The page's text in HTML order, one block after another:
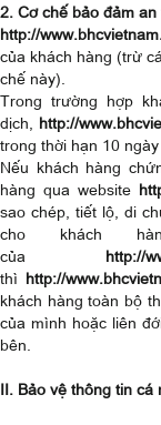
2. Cơ chế bảo đảm
http://
của khách hàng (trừ
chế này).
Trong trường hợp
dịch, http://
trong thời hạn 10
Nếu khách hàng
hàng qua website
sao chép, tiết lộ, di
cho khách
của http://
thì http://
khách hàng toàn bộ
của mình hoặc liên
bên.
II. Bảo vệ thông tin cá